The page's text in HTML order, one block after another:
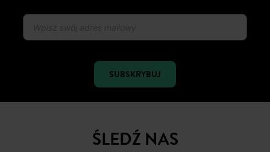
SUBSKRYBUJ
ŚLEDŹ NAS